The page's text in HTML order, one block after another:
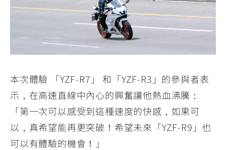
本次體驗 「YZF-R7」 和「YZF-R3」的參與者表
示，在高速直線中內心的興奮讓他熱血沸騰：
「第一次可以感受到這種速度的快感，如果可
以，真希望能再更突破！希望未來「YZF-R9」也
可以有體驗的機會！」